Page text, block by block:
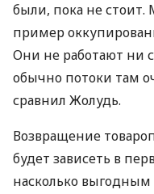
были, пока не
пример
Они не работают ни
обычно потоки там
сравнил Жолудь.
Возвращение
будет зависеть в
насколько